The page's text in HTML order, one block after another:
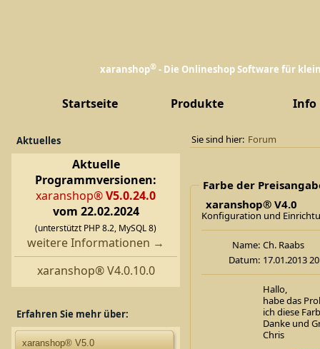
xaranshop® - Die Onlineshop Software für
Startseite Produkte Info
Aktuelles
Aktuelle
Programmversionen:
xaranshop®V5.0.24.0
vom 22.02.2024
(unterstützt PHP 8.2, MySQL 8)
weitere Informationen →
xaranshop® V4.0.10.0
Erfahren Sie mehr über:
xaranshop® V5.0
Sie sind hier: Forum
Farbe der
xaranshop® V4.0
Konfiguration und
Name: Ch.
Datum: 17.01.2013
Hallo,
habe das
ich diese
Danke und
Chris